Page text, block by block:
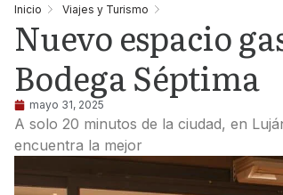
Inicio Viajes y Turismo
Nuevo espacio
Bodega Séptima
mayo 31, 2025
A solo 20 minutos de la ciudad, en
encuentra la mejor